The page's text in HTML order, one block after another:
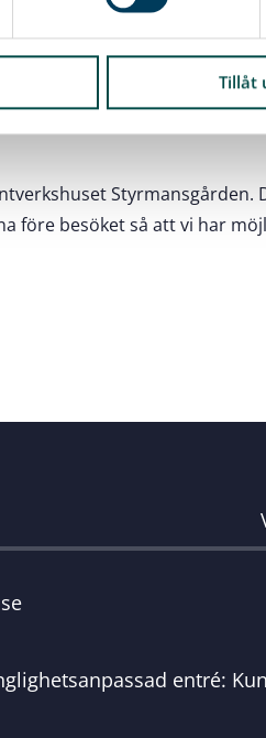
Tillåt
bild, lera, dans och musik.
Styrmansgården.
före besöket så att vi har
entré: